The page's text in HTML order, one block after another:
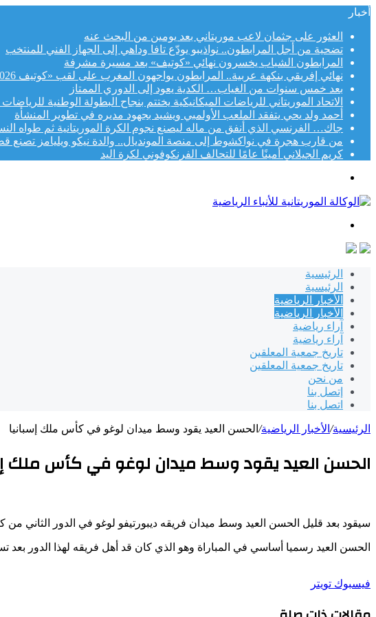
أخبار
العثور على جثمان لاعب موريتاني بعد يومين من البحث عنه
تضحية من أجل المرابطون.. نواذيبو يودّع تافا وداهي إلى الجهاز الفني للمنتخب
المرابطون الشباب يخسرون نهائي «كوتيف» بعد مسيرة مشرفة
نهائي إفريقي بنكهة عربية.. المرابطون يواجهون المغرب على لقب «كوتيف 2026»
بعد خمس سنوات من الغياب… الكدية يعود إلى الدوري الممتاز
الاتحاد الموريتاني للرياضات الميكانيكية يختتم بنجاح البطولة الوطنية للرياضات
أحمد ولد يحي يتفقد الملعب الأولمبي ويشيد بجهود مديره في تطوير المنشأة
جاك… الفرنسي الذي أنفق من ماله ليصنع نجوم الكرة الموريتانية ثم طواه
من قارب هجرة في نواكشوط إلى منصة المونديال.. والدة نيكو ويليامز تصنع
كريم الجيلاني أمينًا عامًا للتحالف الفرنكوفوني لكرة اليد
الرئيسية
الرئيسية
الأخبار الرياضية
الأخبار الرياضية
آراء رياضية
آراء رياضية
تاريخ جمعية المعلقين
تاريخ جمعية المعلقين
من نحن
إتصل بنا
اتصل بنا
الرئيسية/ الأخبار الرياضية/ الحسن العيد يقود وسط ميدان لوغو في كأس ملك إسبانيا
الحسن العيد يقود وسط ميدان لوغو في كأس ملك
سيقود بعد قليل الحسن العيد وسط ميدان فريقه ديبورتيفو لوغو في الدور الثاني
الحسن العيد رسميا أساسي في المباراة وهو الذي كان قد أهل فريقه لهذا الدور بعد
فيسبوك تويتر
البريد